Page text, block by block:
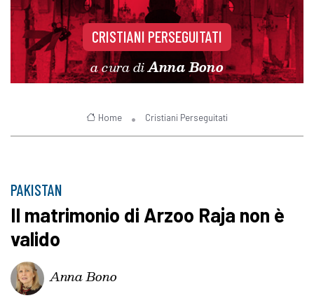
CRISTIANI PERSEGUITATI
a cura diAnna Bono
Home Cristiani Perseguitati
PAKISTAN
Il matrimonio di Arzoo Raja non è
valido
Anna Bono